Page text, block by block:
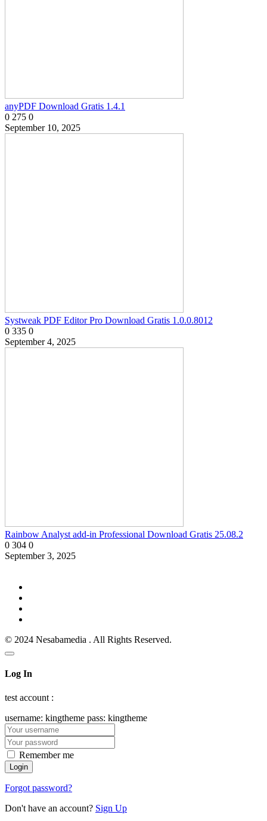
anyPDF Download Gratis 1.4.1
0 275 0
September 10, 2025
Systweak PDF Editor Pro Download Gratis 1.0.0.8012
0 335 0
September 4, 2025
Rainbow Analyst add-in Professional Download Gratis 25.08.2
0 304 0
September 3, 2025
© 2024 Nesabamedia . All Rights Reserved.
Log In
test account :
username: kingtheme pass: kingtheme
Remember me
Forgot password?
Don't have an account? Sign Up